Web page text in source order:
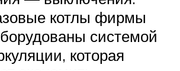
котлы фирмы
системой
которая